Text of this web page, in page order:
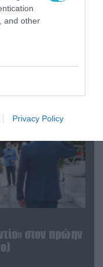
and other
Privacy Policy
του Αρκά για
της
στον πρώην